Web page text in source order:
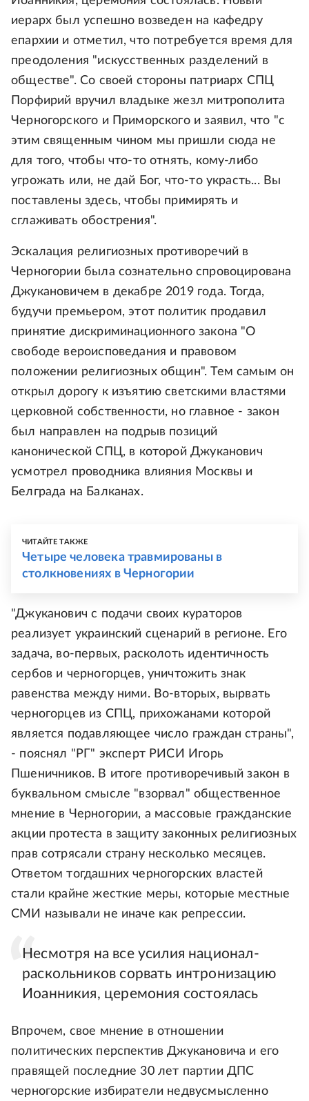
иерарх был успешно возведен на кафедру
епархии и отметил, что потребуется время для
преодоления "искусственных разделений в
обществе". Со своей стороны патриарх СПЦ
Порфирий вручил владыке жезл митрополита
Черногорского и Приморского и заявил, что "c
этим священным чином мы пришли сюда не
для того, чтобы что-то отнять, кому-либо
угрожать или, не дай Бог, что-то украсть... Вы
поставлены здесь, чтобы примирять и
сглаживать обострения".
Эскалация религиозных противоречий в
Черногории была сознательно спровоцирована
Джукановичем в декабре 2019 года. Тогда,
будучи премьером, этот политик продавил
принятие дискриминационного закона "О
свободе вероисповедания и правовом
положении религиозных общин". Тем самым он
открыл дорогу к изъятию светскими властями
церковной собственности, но главное - закон
был направлен на подрыв позиций
канонической СПЦ, в которой Джуканович
усмотрел проводника влияния Москвы и
Белграда на Балканах.
ЧИТАЙТЕ ТАКЖЕ
Четыре человека травмированы в
столкновениях в Черногории
"Джуканович с подачи своих кураторов
реализует украинский сценарий в регионе. Его
задача, во-первых, расколоть идентичность
сербов и черногорцев, уничтожить знак
равенства между ними. Во-вторых, вырвать
черногорцев из СПЦ, прихожанами которой
является подавляющее число граждан страны",
- пояснял "РГ" эксперт РИСИ Игорь
Пшеничников. В итоге противоречивый закон в
буквальном смысле "взорвал" общественное
мнение в Черногории, а массовые гражданские
акции протеста в защиту законных религиозных
прав сотрясали страну несколько месяцев.
Ответом тогдашних черногорских властей
стали крайне жесткие меры, которые местные
СМИ называли не иначе как репрессии.
Несмотря на все усилия национал-
раскольников сорвать интронизацию
Иоанникия, церемония состоялась
Впрочем, свое мнение в отношении
политических перспектив Джукановича и его
правящей последние 30 лет партии ДПС
черногорские избиратели недвусмысленно